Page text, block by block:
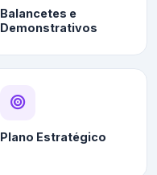
Balancetes e
Demonstrativos
Plano Estratégico